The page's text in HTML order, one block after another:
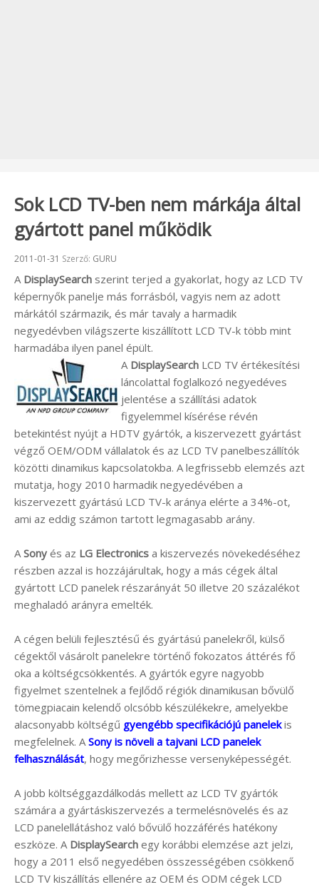
Sok LCD TV-ben nem márkája által
gyártott panel működik
Beküldve:
2011-01-31 Szerző: GURU
A DisplaySearch szerint terjed a gyakorlat, hogy az LCD TV
képernyők panelje más forrásból, vagyis nem az adott
márkától származik, és már tavaly a harmadik
negyedévben világszerte kiszállított LCD TV-k több mint
harmadába ilyen panel épült.
A DisplaySearch LCD TV értékesítési
láncolattal foglalkozó negyedéves
jelentése a szállítási adatok
figyelemmel kísérése révén
betekintést nyújt a HDTV gyártók, a kiszervezett gyártást
végző OEM/ODM vállalatok és az LCD TV panelbeszállítók
közötti dinamikus kapcsolatokba. A legfrissebb elemzés azt
mutatja, hogy 2010 harmadik negyedévében a
kiszervezett gyártású LCD TV-k aránya elérte a 34%-ot,
ami az eddig számon tartott legmagasabb arány.
A Sony és az LG Electronics a kiszervezés növekedéséhez
részben azzal is hozzájárultak, hogy a más cégek által
gyártott LCD panelek részarányát 50 illetve 20 százalékot
meghaladó arányra emelték.
A cégen belüli fejlesztésű és gyártású panelekről, külső
cégektől vásárolt panelekre történő fokozatos áttérés fő
oka a költségcsökkentés. A gyártók egyre nagyobb
figyelmet szentelnek a fejlődő régiók dinamikusan bővülő
tömegpiacain kelendő olcsóbb készülékekre, amelyekbe
alacsonyabb költségű gyengébb specifikációjú panelekis
megfelelnek. A Sony is növeli a tajvani LCD panelek
felhasználását, hogy megőrizhesse versenyképességét.
A jobb költséggazdálkodás mellett az LCD TV gyártók
számára a gyártáskiszervezés a termelésnövelés és az
LCD panelellátáshoz való bővülő hozzáférés hatékony
eszköze. A DisplaySearch egy korábbi elemzése azt jelzi,
hogy a 2011 első negyedében összességében csökkenő
LCD TV kiszállítás ellenére az OEM és ODM cégek LCD